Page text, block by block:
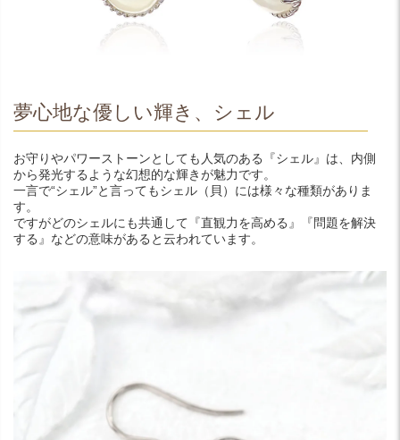
夢心地な優しい輝き、シェル
お守りやパワーストーンとしても人気のある『シェル』は、内側
から発光するような幻想的な輝きが魅力です。
一言で“シェル”と言ってもシェル（貝）には様々な種類がありま
す。
ですがどのシェルにも共通して『直観力を高める』『問題を解決
する』などの意味があると云われています。